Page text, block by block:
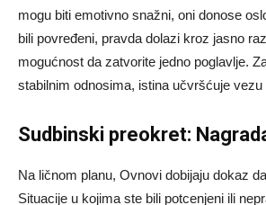
mogu biti emotivno snažni, oni donose
bili povređeni, pravda dolazi kroz jasno
mogućnost da zatvorite jedno poglavlje.
stabilnim odnosima, istina učvršćuje vezu
Sudbinski preokret:
Na ličnom planu, Ovnovi dobijaju dokaz
Situacije u kojima ste bili potcenjeni ili